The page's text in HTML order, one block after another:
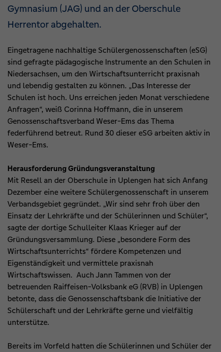
Gymnasium (JAG) und an der Oberschule
Herrentor abgehalten.
Eingetragene nachhaltige Schülergenossenschaften (eSG)
sind gefragte pädagogische Instrumente an den Schulen in
Niedersachsen, um den Wirtschaftsunterricht praxisnah
und lebendig gestalten zu können. „Das Interesse der
Schulen ist hoch. Uns erreichen jeden Monat verschiedene
Anfragen“, weiß Corinna Hoffmann, die in unserem
Genossenschaftsverband Weser-Ems das Thema
federführend betreut. Rund 30 dieser eSG arbeiten aktiv in
Weser-Ems.
Herausforderung Gründungsveranstaltung
Mit Resell an der Oberschule in Uplengen hat sich Anfang
Dezember eine weitere Schülergenossenschaft in unserem
Verbandsgebiet gegründet. „Wir sind sehr froh über den
Einsatz der Lehrkräfte und der Schülerinnen und Schüler“,
sagte der dortige Schulleiter Klaas Krieger auf der
Gründungsversammlung. Diese „besondere Form des
Wirtschaftsunterrichts“ fördere Kompetenzen und
Eigenständigkeit und vermittele praxisnah
Wirtschaftswissen. Auch Jann Tammen von der
betreuenden Raiffeisen-Volksbank eG (RVB) in Uplengen
betonte, dass die Genossenschaftsbank die Initiative der
Schülerschaft und der Lehrkräfte gerne und vielfältig
unterstütze.
Bereits im Vorfeld hatten die Schülerinnen und Schüler der